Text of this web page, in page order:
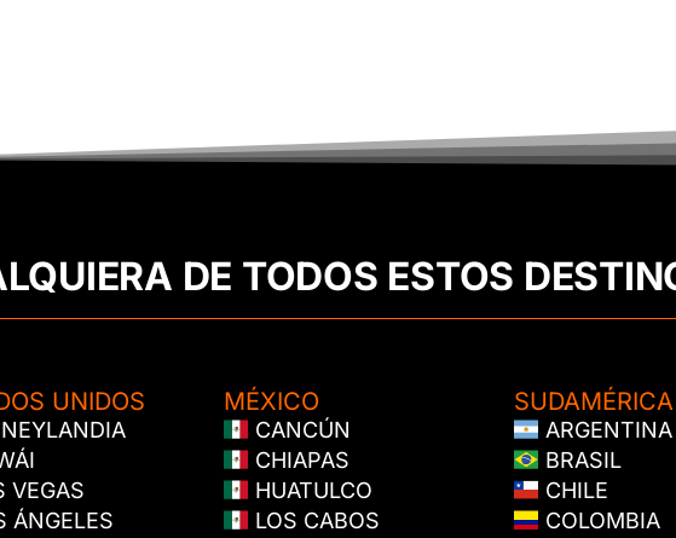
DE TODOS ESTOS
UNIDOS
VEGAS
ÁNGELES
MÉXICO
CANCÚN
CHIAPAS
HUATULCO
LOS CABOS
SUDAMÉRICA
ARGENTINA
BRASIL
CHILE
COLOMBIA